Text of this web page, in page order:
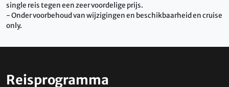
single reis tegen een zeer voordelige prijs.
- Onder voorbehoud van wijzigingen en beschikbaarheid en cruise
only.
Reisprogramma